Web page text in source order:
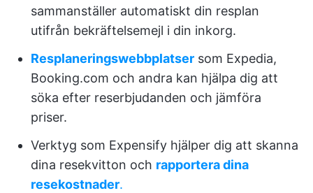
sammanställer automatiskt din resplan
utifrån bekräftelsemejl i din inkorg.
Resplaneringswebbplatser som Expedia,
Booking.com och andra kan hjälpa dig att
söka efter reserbjudanden och jämföra
priser.
Verktyg som Expensify hjälper dig att skanna
dina resekvitton och rapportera dina
resekostnader.